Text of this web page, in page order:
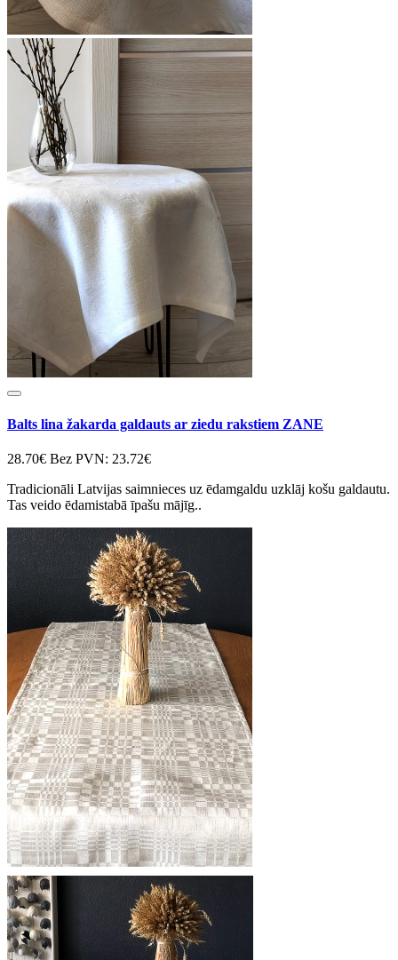
Balts lina žakarda galdauts ar ziedu rakstiem ZANE
28.70€ Bez PVN: 23.72€
Tradicionāli Latvijas saimnieces uz ēdamgaldu uzklāj košu galdautu.
Tas veido ēdamistabā īpašu mājīg..